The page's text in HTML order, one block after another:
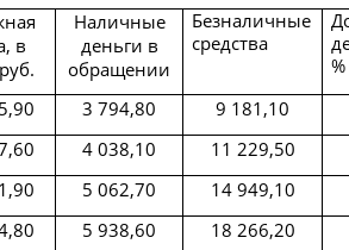
в
Наличные
деньги в
обращении
Безналичные
средства
%
3 794,80
9 181,10
4 038,10
11 229,50
5 062,70
14 949,10
5 938,60
18 266,20